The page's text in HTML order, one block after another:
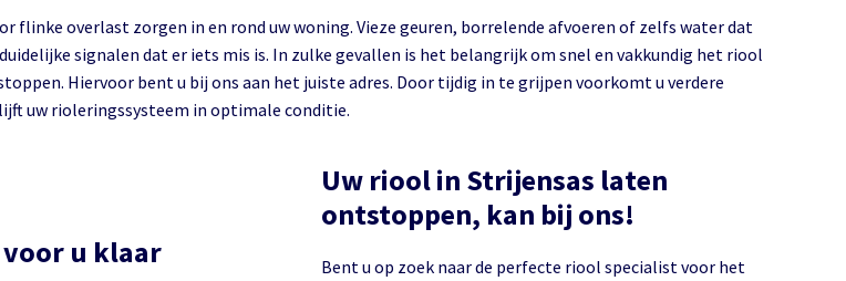
flinke overlast zorgen in en rond uw woning. Vieze geuren, borrelende afvoeren of zelfs water dat
signalen dat er iets mis is. In zulke gevallen is het belangrijk om snel en vakkundig het riool
Hiervoor bent u bij ons aan het juiste adres. Door tijdig in te grijpen voorkomt u verdere
uw rioleringssysteem in optimale conditie.
u klaar
Uw riool in Strijensas laten
ontstoppen, kan bij ons!
Bent u op zoek naar de perfecte riool specialist voor het